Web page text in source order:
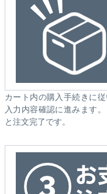
カート内の購入手続きに
入力内容確認に進みます
と注文完了です。